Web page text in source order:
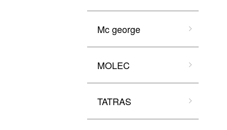
Mc george
MOLEC
TATRAS